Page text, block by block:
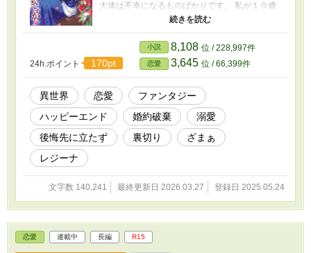
大体は不幸になるものばかりです。 私が１０歳
の時、両親は私の予知夢の能力を王家に伝え、
認められた私は王太子殿下の婚約者になったの
です。 それから７年後、とある理由で私への敵
意をむき出しにしていたお姉様は、予知夢を見
ることができるのは自分で、今まで私がしてき
た話は全てお姉様から聞いたものだと言い出し
ます。 すぐにバレる嘘だと思いましたが、両親
も婚約者もその話を信じ、私は婚約破棄された
だけでなく、ちょうど釣書が来た男爵の元に嫁
ぐことになったのです。 実は釣書のお相手はお
姉様が長年片思いしていた公爵令息。冷たいと
様に予知夢が見れないことに気づき始め――。
24h.ポイント 170pt
小説 8,108 位 / 228,997件
恋愛 3,645 位 / 66,399件
異世界 恋愛
ファンタジー
ハッピーエンド
婚約破棄
溺愛
後悔先に立たず
裏切り
ざまぁ
レジーナ
文字数 140,241 最終更新日 2026.03.27 登録日 2025.05.24
恋愛 連載中 長編 R15